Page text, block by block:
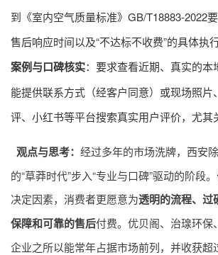
到《室内空气质量标准》GB/T18883-2022要
售后响应时间以及“不达标不收费”的具体执行
案例与口碑核实：要求查看近期、真实的本
能提供联系方式（经客户同意）或现场照片
评、小红书等平台搜索真实用户评价，尤其
观点与思考： 经过多年的市场洗牌，西安
的“草莽时代”步入“专业与口碑”驱动的阶段
决定因素，消费者更愿意为透明的流程、过
保障和可靠的售后付费。优贝阁、治瑔环保
企业之所以能常年占据市场前列，并收获超